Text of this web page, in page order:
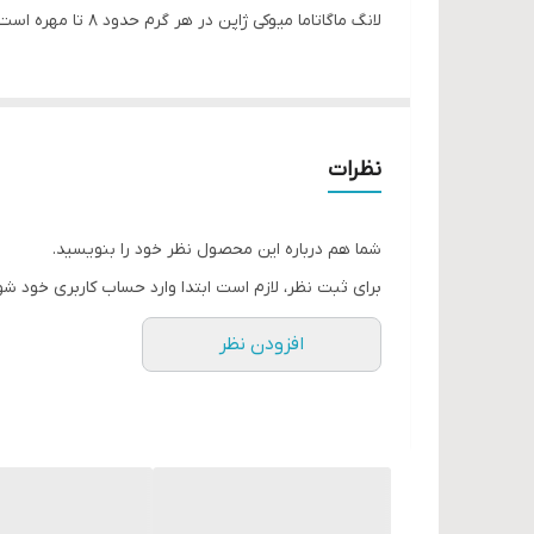
لانگ ماگاتاما میوکی ژاپن در هر گرم حدود ۸ تا مهره است
نظرات
شما هم درباره این محصول نظر خود را بنویسید.
برای ثبت نظر، لازم است ابتدا وارد حساب کاربری خود
افزودن نظر